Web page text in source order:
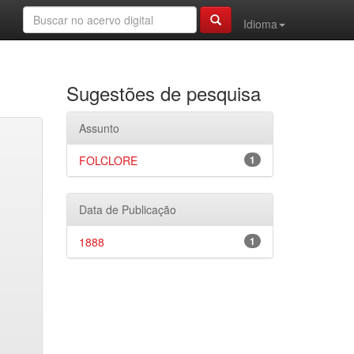
Idioma
Sugestões de pesquisa
Assunto
1
FOLCLORE
Data de Publicação
1
1888